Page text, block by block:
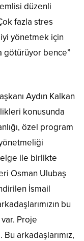
düzenli
fazla stres
yönetmek için
götürüyor bence”
Aydın Kalkan
konusunda
özel program
ile birlikte
Osman Ulubaş
İsmail
bu
var. Proje
arkadaşlarımız,